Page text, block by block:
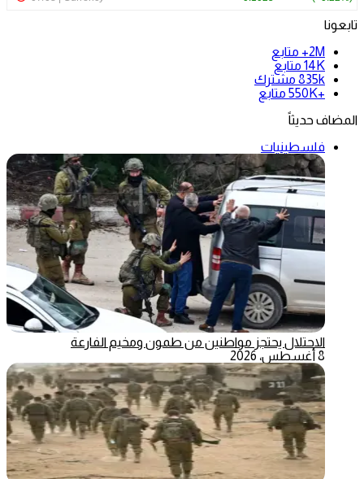
تابعونا
2M+
متابع
14K متابع
835k مشترك
+550K
متابع
المضاف حديثاً
فلسطينيات
الاحتلال يحتجز مواطنين من طمون ومخيم الفارعة
8 أغسطس، 2026